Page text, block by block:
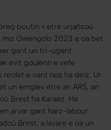
boutin » etre urjañsoù
Gwengolo 2023 e oa bet
gant un tri-ugent
evit goulenn e vefe
e oant noz ha deiz. Ur
un emglev etre an ARS, an
Brest ha Karaez. Ha
arvar gant harz-labour
Brest, a lavare e oa un